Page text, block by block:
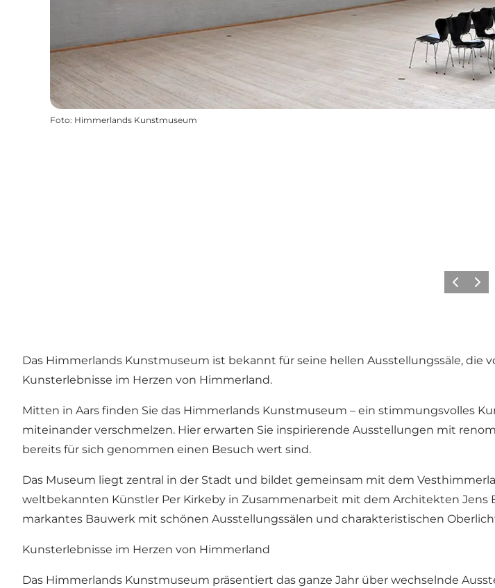
Foto: Himmerlands Kunstmuseum
ZurückWeiter
Das Himmerlands Kunstmuseum ist bekannt für seine hellen Ausstellungssäle,
Kunsterlebnisse im Herzen von Himmerland.
Mitten in Aars finden Sie das Himmerlands Kunstmuseum – ein stimmungsvolles
miteinander verschmelzen. Hier erwarten Sie inspirierende Ausstellungen mit
bereits für sich genommen einen Besuch wert sind.
Das Museum liegt zentral in der Stadt und bildet gemeinsam mit dem
weltbekannten Künstler Per Kirkeby in Zusammenarbeit mit dem Architekten Jens
markantes Bauwerk mit schönen Ausstellungssälen und charakteristischen
Kunsterlebnisse im Herzen von Himmerland
Das Himmerlands Kunstmuseum präsentiert das ganze Jahr über wechselnde